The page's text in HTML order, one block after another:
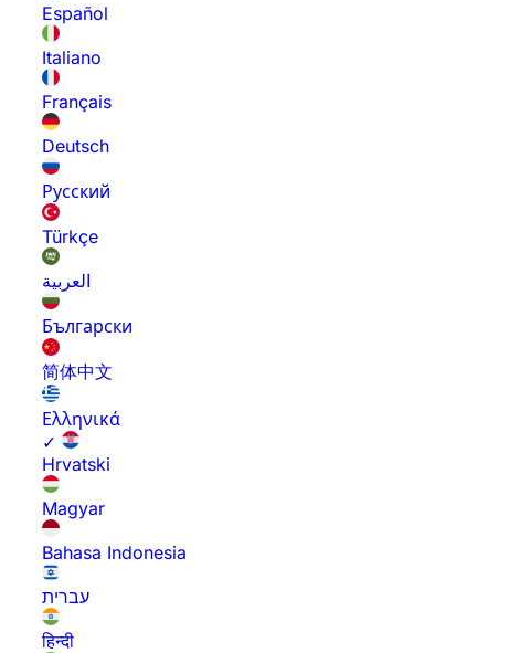
Español
Italiano
Français
Deutsch
Русский
Türkçe
العربية
Български
简体中文
Ελληνικά
✓
Hrvatski
Magyar
Bahasa Indonesia
עברית
हिन्दी